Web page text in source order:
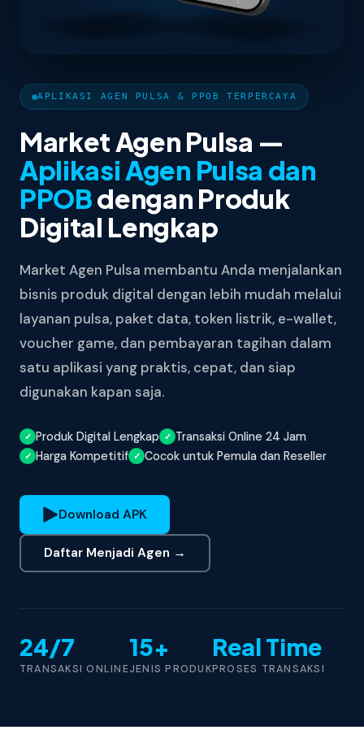
APLIKASI AGEN PULSA & PPOB TERPERCAYA
Market Agen Pulsa —
Aplikasi Agen Pulsa dan
PPOBdengan Produk
Digital Lengkap
Market Agen Pulsa membantu Anda menjalankan
bisnis produk digital dengan lebih mudah melalui
layanan pulsa, paket data, token listrik, e-wallet,
voucher game, dan pembayaran tagihan dalam
satu aplikasi yang praktis, cepat, dan siap
digunakan kapan saja.
Produk Digital Lengkap
Transaksi Online 24 Jam
Harga Kompetitif
Cocok untuk Pemula dan Reseller
Download APK
Daftar Menjadi Agen →
24/7
TRANSAKSI ONLINE
15+
JENIS PRODUK
Real Time
PROSES TRANSAKSI